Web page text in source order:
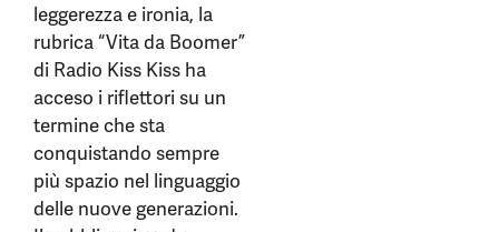
leggerezza e ironia, la
rubrica “Vita da Boomer”
di Radio Kiss Kiss ha
acceso i riflettori su un
termine che sta
conquistando sempre
più spazio nel linguaggio
delle nuove generazioni.